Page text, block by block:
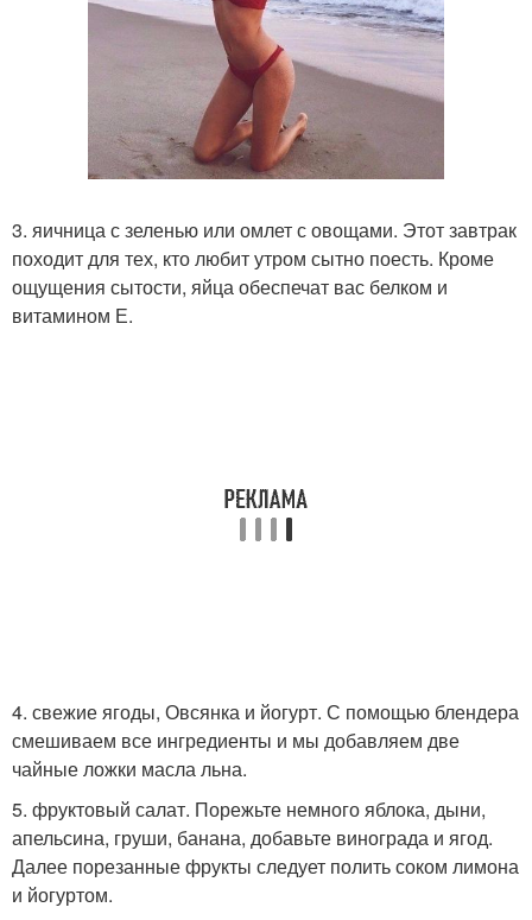
3. яичница с зеленью или омлет с овощами. Этот завтрак
походит для тех, кто любит утром сытно поесть. Кроме
ощущения сытости, яйца обеспечат вас белком и
витамином Е.
4. свежие ягоды, Овсянка и йогурт. С помощью блендера
смешиваем все ингредиенты и мы добавляем две
чайные ложки масла льна.
5. фруктовый салат. Порежьте немного яблока, дыни,
апельсина, груши, банана, добавьте винограда и ягод.
Далее порезанные фрукты следует полить соком лимона
и йогуртом.